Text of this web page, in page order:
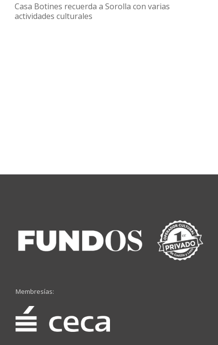
Casa Botines recuerda a Sorolla con varias
actividades culturales
Membresías: